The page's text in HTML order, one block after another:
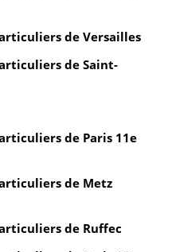
de Versailles
de Saint-
de Paris 11e
de Metz
de Ruffec